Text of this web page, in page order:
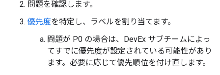
問題を確認します。
優先度を特定し、ラベルを割り当てます。
問題が P0 の場合は、DevEx サブチームによっ
てすでに優先度が設定されている可能性があり
ます。必要に応じて優先順位を付け直します。